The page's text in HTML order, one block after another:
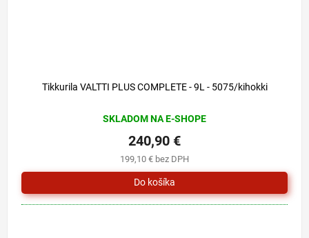
Tikkurila VALTTI PLUS COMPLETE - 9L - 5075/kihokki
SKLADOM NA E-SHOPE
199,10 € bez DPH
240,90 €